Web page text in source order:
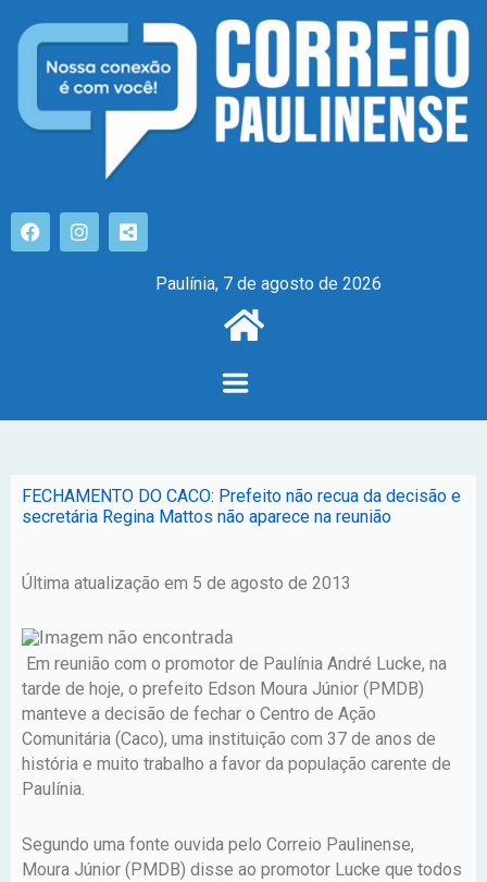
Paulínia, 7 de agosto de 2026
FECHAMENTO DO CACO: Prefeito não recua da decisão e
secretária Regina Mattos não aparece na reunião
Última atualização em 5 de agosto de 2013
Em reunião com o promotor de Paulínia André Lucke, na
tarde de hoje, o prefeito Edson Moura Júnior (PMDB)
manteve a decisão de fechar o Centro de Ação
Comunitária (Caco), uma instituição com 37 de anos de
história e muito trabalho a favor da população carente de
Paulínia.
Segundo uma fonte ouvida pelo Correio Paulinense,
Moura Júnior (PMDB) disse ao promotor Lucke que todos